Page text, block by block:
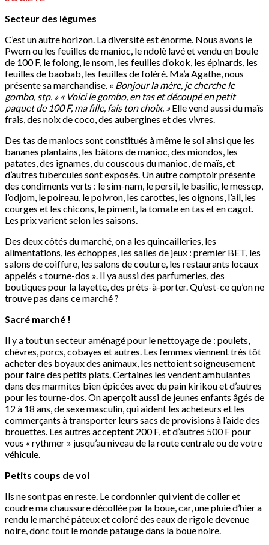
Secteur des légumes
C’est un autre horizon. La diversité est énorme. Nous avons le
Pwem ou les feuilles de manioc, le ndolè lavé et vendu en boule
de 100 F, le folong, le nsom, les feuilles d’okok, les épinards, les
feuilles de baobab, les feuilles de foléré. Ma’a Agathe, nous
présente sa marchandise. « Bonjour la mère, je cherche le
gombo, stp. » « Voici le gombo, en tas et découpé en petit
paquet de 100 F, ma fille, fais ton choix. »Elle vend aussi du maïs
frais, des noix de coco, des aubergines et des vivres.
Des tas de maniocs sont constitués à même le sol ainsi que les
bananes plantains, les bâtons de manioc, des miondos, les
patates, des ignames, du couscous du manioc, de maïs, et
d’autres tubercules sont exposés. Un autre comptoir présente
des condiments verts : le sim-nam, le persil, le basilic, le messep,
l’odjom, le poireau, le poivron, les carottes, les oignons, l’ail, les
courges et les chicons, le piment, la tomate en tas et en cagot.
Les prix varient selon les saisons.
Des deux côtés du marché, on a les quincailleries, les
alimentations, les échoppes, les salles de jeux : premier BET, les
salons de coiffure, les salons de couture, les restaurants locaux
appelés « tourne-dos ». Il ya aussi des parfumeries, des
boutiques pour la layette, des prêts-à-porter. Qu’est-ce qu’on ne
trouve pas dans ce marché ?
Sacré marché !
Il y a tout un secteur aménagé pour le nettoyage de : poulets,
chèvres, porcs, cobayes et autres. Les femmes viennent très tôt
acheter des boyaux des animaux, les nettoient soigneusement
pour faire des petits plats. Certaines les vendent ambulantes
dans des marmites bien épicées avec du pain kirikou et d’autres
pour les tourne-dos. On aperçoit aussi de jeunes enfants âgés de
12 à 18 ans, de sexe masculin, qui aident les acheteurs et les
commerçants à transporter leurs sacs de provisions à l’aide des
brouettes. Les autres acceptent 200 F, et d’autres 500 F pour
vous « rythmer » jusqu’au niveau de la route centrale ou de votre
véhicule.
Petits coups de vol
Ils ne sont pas en reste. Le cordonnier qui vient de coller et
coudre ma chaussure décollée par la boue, car, une pluie d’hier a
rendu le marché pâteux et coloré des eaux de rigole devenue
noire, donc tout le monde patauge dans la boue noire.